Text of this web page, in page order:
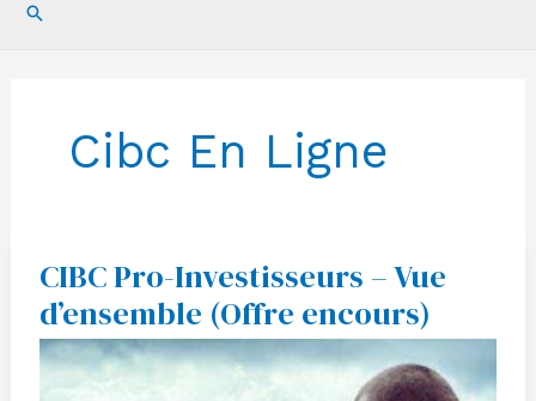
Search
Cibc En Ligne
CIBC Pro-Investisseurs – Vue
d’ensemble (Offre encours)
CIBC
Pro-
Investisseurs
–
Vue
d’ensemble
(Offre